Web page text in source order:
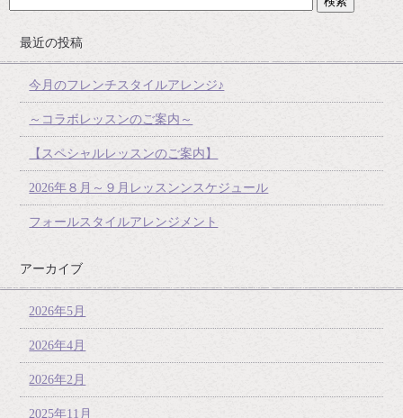
最近の投稿
今月のフレンチスタイルアレンジ♪
～コラボレッスンのご案内～
【スペシャルレッスンのご案内】
2026年８月～９月レッスンンスケジュール
フォールスタイルアレンジメント
アーカイブ
2026年5月
2026年4月
2026年2月
2025年11月